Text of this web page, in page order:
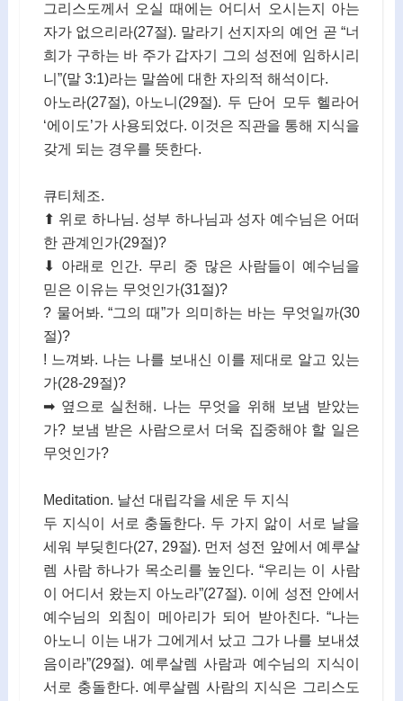
그리스도께서 오실 때에는 어디서 오시는지 아는
자가 없으리라(27절). 말라기 선지자의 예언 곧 “너
희가 구하는 바 주가 갑자기 그의 성전에 임하시리
니”(말 3:1)라는 말씀에 대한 자의적 해석이다.
아노라(27절), 아노니(29절). 두 단어 모두 헬라어
‘에이도’가 사용되었다. 이것은 직관을 통해 지식을
갖게 되는 경우를 뜻한다.
큐티체조.
⬆ 위로 하나님. 성부 하나님과 성자 예수님은 어떠
한 관계인가(29절)?
⬇ 아래로 인간. 무리 중 많은 사람들이 예수님을
믿은 이유는 무엇인가(31절)?
? 물어봐. “그의 때”가 의미하는 바는 무엇일까(30
절)?
! 느껴봐. 나는 나를 보내신 이를 제대로 알고 있는
가(28-29절)?
➡ 옆으로 실천해. 나는 무엇을 위해 보냄 받았는
가? 보냄 받은 사람으로서 더욱 집중해야 할 일은
무엇인가?
Meditation. 날선 대립각을 세운 두 지식
두 지식이 서로 충돌한다. 두 가지 앎이 서로 날을
세워 부딪힌다(27, 29절). 먼저 성전 앞에서 예루살
렘 사람 하나가 목소리를 높인다. “우리는 이 사람
이 어디서 왔는지 아노라”(27절). 이에 성전 안에서
예수님의 외침이 메아리가 되어 받아친다. “나는
아노니 이는 내가 그에게서 났고 그가 나를 보내셨
음이라”(29절). 예루살렘 사람과 예수님의 지식이
서로 충돌한다. 예루살렘 사람의 지식은 그리스도